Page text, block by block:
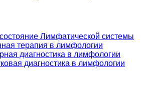
Лимфатической системы
терапия в лимфологии
диагностика в лимфологии
диагностика в лимфологии